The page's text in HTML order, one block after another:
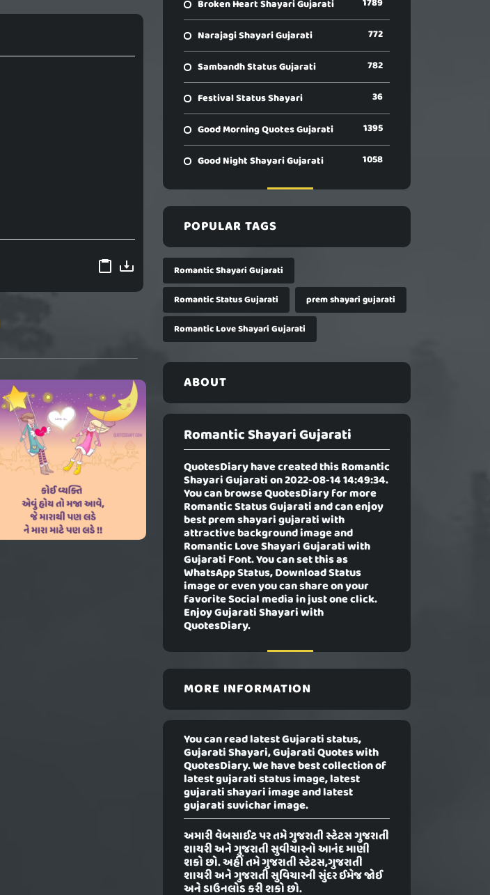
Broken Heart Shayari Gujarati 1789
Narajagi Shayari Gujarati 772
Sambandh Status Gujarati 782
Festival Status Shayari 36
Good Morning Quotes Gujarati 1395
Good Night Shayari Gujarati 1058
POPULAR TAGS
Romantic Shayari Gujarati
Romantic Status Gujarati
prem shayari gujarati
Romantic Love Shayari Gujarati
ABOUT
Romantic Shayari Gujarati
QuotesDiary have created thisRomantic
Shayari Gujaration 2022-08-14 14:49:34.
You can browse QuotesDiary for more
Romantic Status Gujarati and can enjoy
best prem shayari gujarati with
attractive background image and
Romantic Love Shayari Gujarati with
Gujarati Font. You can set this as
WhatsApp Status, Download Status
image or even you can share on your
favorite Social media in just one click.
Enjoy Gujarati Shayari with
QuotesDiary.
MORE INFORMATION
You can read latest Gujarati status,
Gujarati Shayari, Gujarati Quotes with
QuotesDiary. We have best collection of
latest gujarati status image, latest
gujarati shayari image and latest
gujarati suvichar image.
અમારી વેબસાઈટ પર તમે ગુજરાતી સ્ટેટસ ગુજરાતી
શાયરી અને ગુજરાતી સુવીચારનો આનંદ માણી
શકો છો. અહીં તમે ગુજરાતી સ્ટેટસ,ગુજરાતી
શાયરી અને ગુજરાતી સુવિચારની સુંદર ઈમેજ જોઈ
અને ડાઉનલોડ કરી શકો છો.